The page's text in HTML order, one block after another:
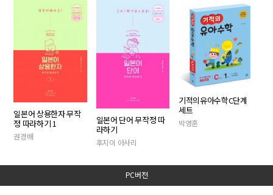
일본어 상용한자 무작
정 따라하기 1
권경배
일본어 단어 무작정 따
라하기
후지이 아사리
기적의유아수학C단계
세트
박영훈
PC버전